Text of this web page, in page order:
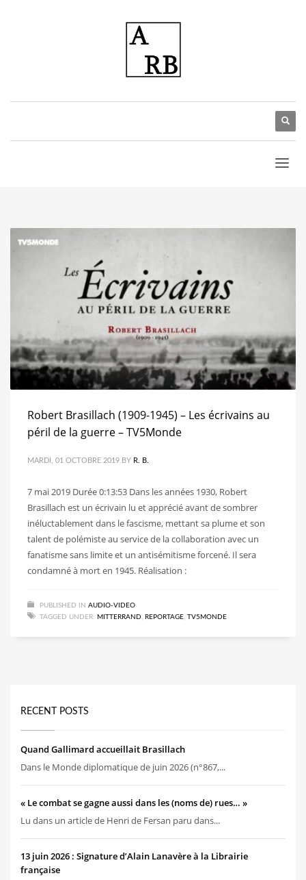
Robert Brasillach (1909-1945) – Les écrivains au
péril de la guerre – TV5Monde
MARDI, 01 OCTOBRE 2019 BY R. B.
7 mai 2019 Durée 0:13:53 Dans les années 1930, Robert
Brasillach est un écrivain lu et apprécié avant de sombrer
inéluctablement dans le fascisme, mettant sa plume et son
talent de polémiste au service de la collaboration avec un
fanatisme sans limite et un antisémitisme forcené. Il sera
condamné à mort en 1945. Réalisation :
PUBLISHED IN AUDIO-VIDEO
TAGGED UNDER: MITTERRAND REPORTAGE TV5MONDE
RECENT POSTS
Quand Gallimard accueillait Brasillach
Dans le Monde diplomatique de juin 2026 (n°867,...
« Le combat se gagne aussi dans les (noms de) rues… »
Lu dans un article de Henri de Fersan paru dans...
13 juin 2026 : Signature d’Alain Lanavère à la Librairie
française